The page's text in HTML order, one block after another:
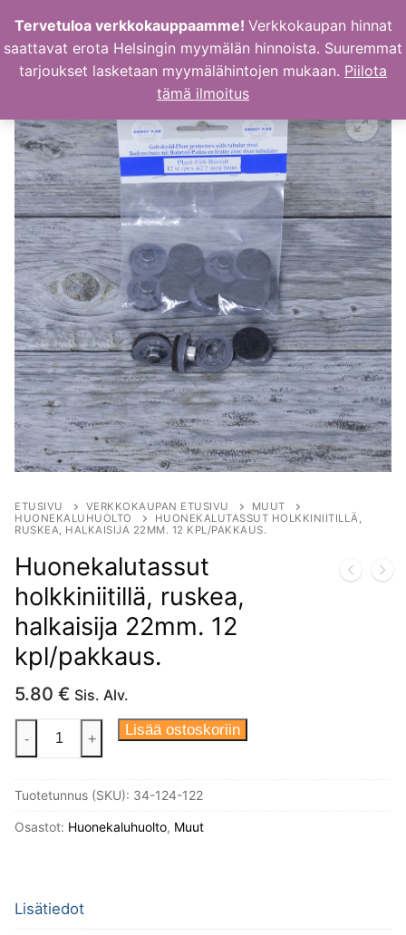
sisältöön
ETUSIVU VERKKOKAUPAN ETUSIVU
MUUT
HUONEKALUHUOLTO
HUONEKALUTASSUT HOLKKINIITILLÄ,
RUSKEA, HALKAISIJA 22MM. 12 KPL/PAKKAUS.
Huonekalutassut
holkkiniitillä, ruskea,
halkaisija 22mm. 12
kpl/pakkaus.
5.80 € Sis. Alv.
Huonekalutassut
holkkiniitillä,
halkaisija
22mm.
- + Lisää ostoskoriin
Tuotetunnus (SKU): 34-124-122
Osastot: Huonekaluhuolto, Muut
Lisätiedot
Tervetuloa verkkokauppaamme! Verkkokaupan hinnat
saattavat erota Helsingin myymälän hinnoista. Suuremmat
tarjoukset lasketaan myymälähintojen mukaan. Piilota
tämä ilmoitus